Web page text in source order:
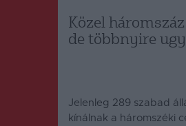
Közel
de többnyire
Jelenleg 289 szabad
kínálnak a háromszéki